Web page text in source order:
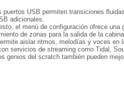
USB permiten transiciones
adicionales.
el menú de configuración ofrece una
de zonas para la salida de la
aislar ritmos, melodías y voces en
servicios de streaming como Tidal,
del scratch también pueden